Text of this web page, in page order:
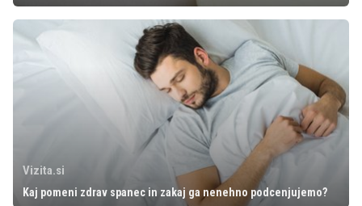
Vizita.si
Kaj pomeni zdrav spanec in zakaj ga nenehno podcenjujemo?